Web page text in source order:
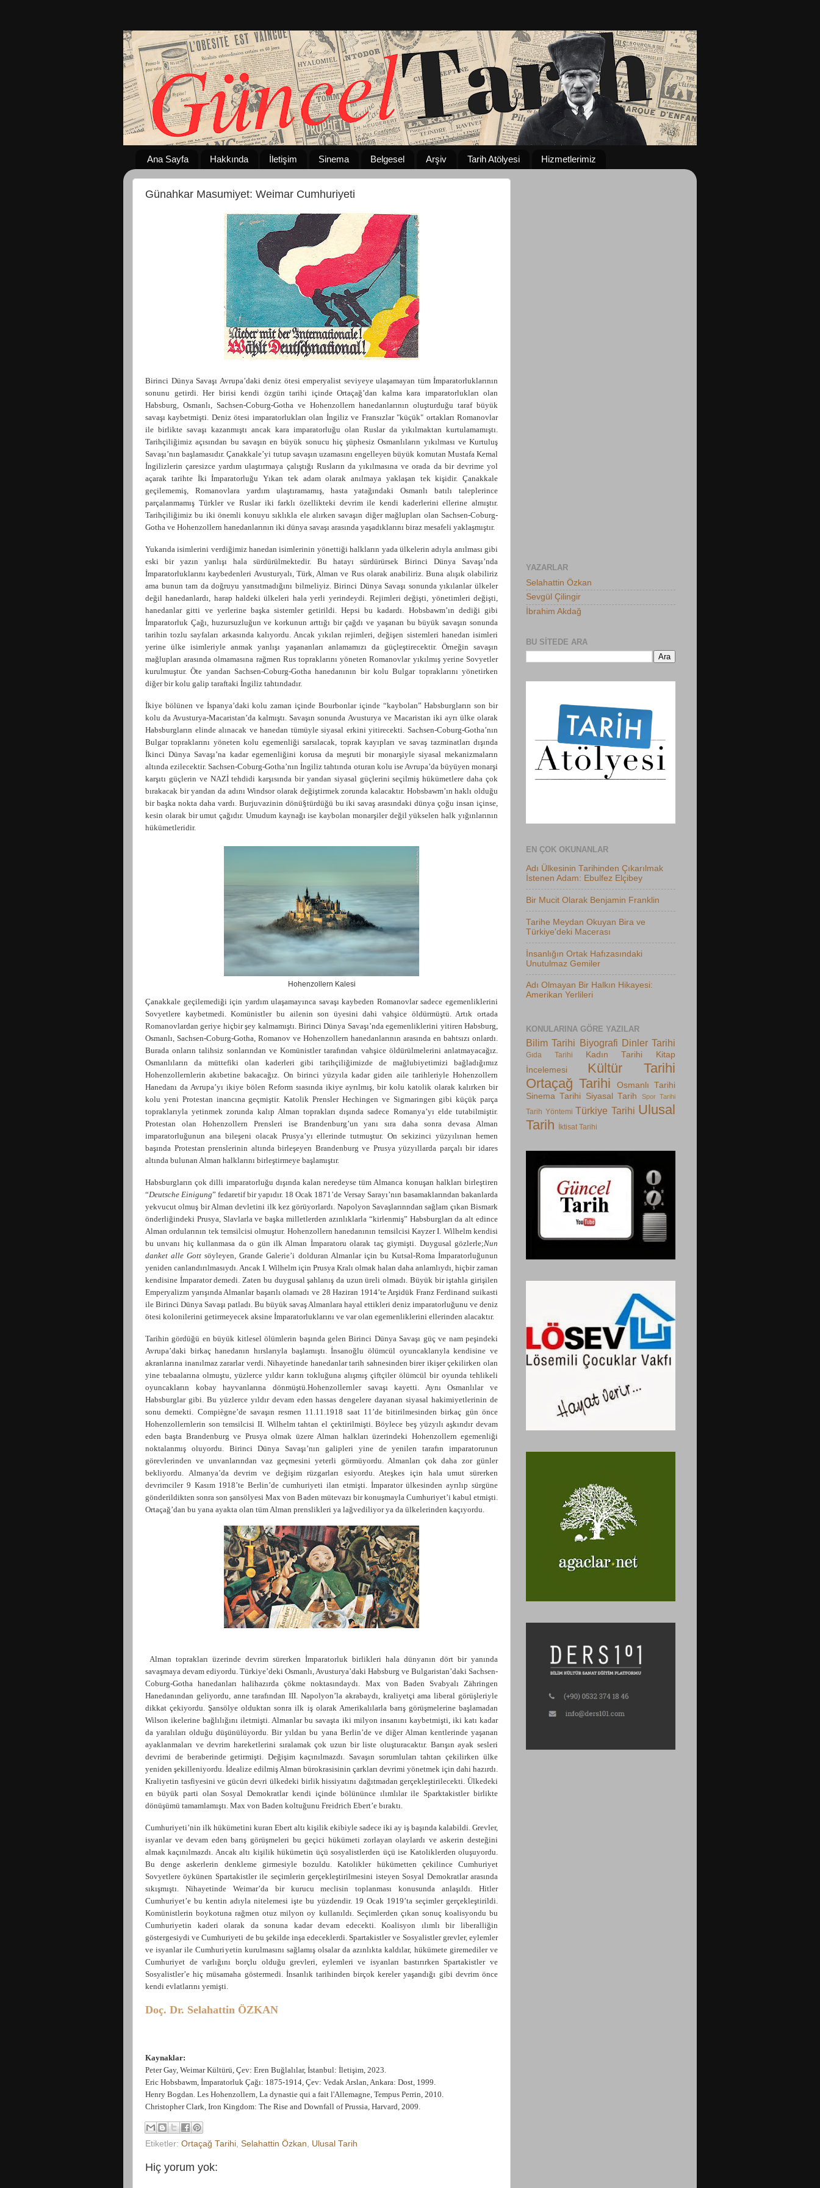
Ana Sayfa Hakkında İletişim Sinema Belgesel Arşiv Tarih Atölyesi Hizmetlerimiz
Günahkar Masumiyet: Weimar Cumhuriyeti
Birinci Dünya Savaşı Avrupa’daki deniz ötesi emperyalist seviyeye ulaşamayan tüm İmparatorluklarının
sonunu getirdi. Her birisi kendi özgün tarihi içinde Ortaçağ’dan kalma kara imparatorlukları olan
Habsburg, Osmanlı, Sachsen-Coburg-Gotha ve Hohenzollern hanedanlarının oluşturduğu taraf büyük
savaşı kaybetmişti. Deniz ötesi imparatorlukları olan İngiliz ve Fransızlar "küçük" ortakları Romanovlar
ile birlikte savaşı kazanmıştı ancak kara imparatorluğu olan Ruslar da yıkılmaktan kurtulamamıştı.
Tarihçiliğimiz açısından bu savaşın en büyük sonucu hiç şüphesiz Osmanlıların yıkılması ve Kurtuluş
Savaşı’nın başlamasıdır. Çanakkale’yi tutup savaşın uzamasını engelleyen büyük komutan Mustafa Kemal
İngilizlerin çaresizce yardım ulaştırmaya çalıştığı Rusların da yıkılmasına ve orada da bir devrime yol
açarak tarihte İki İmparatorluğu Yıkan tek adam olarak anılmaya yaklaşan tek kişidir. Çanakkale
geçilememiş, Romanovlara yardım ulaştıramamış, hasta yatağındaki Osmanlı batılı taleplerince
parçalanmamış Türkler ve Ruslar iki farklı özellikteki devrim ile kendi kaderlerini ellerine almıştır.
Tarihçiliğimiz bu iki önemli konuyu sıklıkla ele alırken savaşın diğer mağlupları olan Sachsen-Coburg-
Gotha ve Hohenzollern hanedanlarının iki dünya savaşı arasında yaşadıklarını biraz mesafeli yaklaşmıştır.
Yukarıda isimlerini verdiğimiz hanedan isimlerinin yönettiği halkların yada ülkelerin adıyla anılması gibi
eski bir yazın yanlışı hala sürdürülmektedir. Bu hatayı sürdürürsek Birinci Dünya Savaşı’nda
İmparatorluklarını kaybedenleri Avusturyalı, Türk, Alman ve Rus olarak anabiliriz. Buna alışık olabiliriz
ama bunun tam da doğruyu yansıtmadığını bilmeliyiz. Birinci Dünya Savaşı sonunda yıkılanlar ülkeler
değil hanedanlardı, harap haldeki ülkeleri hala yerli yerindeydi. Rejimleri değişti, yönetimleri değişti,
hanedanlar gitti ve yerlerine başka sistemler getirildi. Hepsi bu kadardı. Hobsbawm’ın dediği gibi
İmparatorluk Çağı, huzursuzluğun ve korkunun arttığı bir çağdı ve yaşanan bu büyük savaşın sonunda
tarihin tozlu sayfaları arkasında kalıyordu. Ancak yıkılan rejimleri, değişen sistemleri hanedan isimleri
yerine ülke isimleriyle anmak yanlışı yaşananları anlamamızı da güçleştirecektir. Örneğin savaşın
mağlupları arasında olmamasına rağmen Rus topraklarını yöneten Romanovlar yıkılmış yerine Sovyetler
kurulmuştur. Öte yandan Sachsen-Coburg-Gotha hanedanının bir kolu Bulgar topraklarını yönetirken
diğer bir kolu galip taraftaki İngiliz tahtındadır.
İkiye bölünen ve İspanya’daki kolu zaman içinde Bourbonlar içinde “kaybolan” Habsburgların son bir
kolu da Avusturya-Macaristan’da kalmıştı. Savaşın sonunda Avusturya ve Macaristan iki ayrı ülke olarak
Habsburgların elinde alınacak ve hanedan tümüyle siyasal erkini yitirecekti. Sachsen-Coburg-Gotha’nın
Bulgar topraklarını yöneten kolu egemenliği sarsılacak, toprak kayıpları ve savaş tazminatları dışında
İkinci Dünya Savaşı’na kadar egemenliğini korusa da meşruti bir monarşiyle siyasal mekanizmaların
altında ezilecektir. Sachsen-Coburg-Gotha’nın İngiliz tahtında oturan kolu ise Avrupa’da büyüyen monarşi
karşıtı güçlerin ve NAZİ tehdidi karşısında bir yandan siyasal güçlerini seçilmiş hükümetlere daha çok
bırakacak bir yandan da adını Windsor olarak değiştirmek zorunda kalacaktır. Hobsbawm’ın haklı olduğu
bir başka nokta daha vardı. Burjuvazinin dönü§türdüğü bu iki savaş arasındaki dünya çoğu insan içinse,
kesin olarak bir umut çağıdır. Umudum kaynağı ise kaybolan monarşiler değil yükselen halk yığınlarının
hükümetleridir.
Hohenzollern Kalesi
Çanakkale geçilemediği için yardım ulaşamayınca savaşı kaybeden Romanovlar sadece egemenliklerini
Sovyetlere kaybetmedi. Komünistler bu ailenin son üyesini dahi vahşice öldürmüştü. Artık ortada
Romanovlardan geriye hiçbir şey kalmamıştı. Birinci Dünya Savaşı’nda egemenliklerini yitiren Habsburg,
Osmanlı, Sachsen-Coburg-Gotha, Romanov ve Hohenzollern hanedanlarının arasında en bahtsızı onlardı.
Burada onların talihsiz sonlarından ve Komünistler tarafından vahşice öldürülmelerini anlatmayacağız.
Osmanlıların da müttefiki olan kaderleri gibi tarihçiliğimizde de mağlubiyetimizi bağladığımız
Hohenzollernlerin akıbetine bakacağız. On birinci yüzyıla kadar giden aile tarihleriyle Hohenzollern
Hanedanı da Avrupa’yı ikiye bölen Reform sıasında ikiye ayrılmış, bir kolu katolik olarak kalırken bir
kolu yeni Protestan inancına geçmiştir. Katolik Prensler Hechingen ve Sigmaringen gibi küçük parça
topraklarıyla yetinmek zorunda kalıp Alman toprakları dışında sadece Romanya’yı elde tutabilmiştir.
Protestan olan Hohenzollern Prensleri ise Brandenburg’un yanı sıra daha sonra devasa Alman
imparatorluğunun ana bileşeni olacak Prusya’yı ellerinde tutmuştur. On sekizinci yüzyılınan hemen
başında Protestan prenslerinin altında birleşeyen Brandenburg ve Prusya yüzyıllarda parçalı bir idares
altında bulunan Alman halklarını birleştirmeye başlamıştır.
Habsburgların çok dilli imparatorluğu dışında kalan neredeyse tüm Almanca konuşan halkları birleştiren
“Deutsche Einigung” fedaretif bir yapıdır. 18 Ocak 1871’de Versay Sarayı’nın basamaklarından bakanlarda
yekvucut olmuş bir Alman devletini ilk kez görüyorlardı. Napolyon Savaşlarınndan sağlam çıkan Bismark
önderliğindeki Prusya, Slavlarla ve başka milletlerden azınlıklarla “kirlenmiş” Habsburgları da alt edince
Alman ordularının tek temsilcisi olmuştur. Hohenzollern hanedanının temsilcisi Kayzer I. Wilhelm kendisi
bu unvanı hiç kullanmasa da o gün ilk Alman İmparatoru olarak taç giymişti. Duygusal gözlerle;Nun
danket alle Gott söyleyen, Grande Galerie’i dolduran Almanlar için bu Kutsal-Roma İmparatorluğunun
yeniden canlandırılmasıydı. Ancak I. Wilhelm için Prusya Kralı olmak halan daha anlamlıydı, hiçbir zaman
kendisine İmparator demedi. Zaten bu duygusal şahlanış da uzun üreli olmadı. Büyük bir iştahla girişilen
Emperyalizm yarışında Almanlar başarılı olamadı ve 28 Haziran 1914’te Arşidük Franz Ferdinand suikasti
ile Birinci Dünya Savaşı patladı. Bu büyük savaş Almanlara hayal ettikleri deniz imparatorluğunu ve deniz
ötesi kolonilerini getirmeyecek aksine İmparatorluklarını ve var olan egemenliklerini ellerinden alacaktır.
Tarihin gördüğü en büyük kitlesel ölümlerin başında gelen Birinci Dünya Savaşı güç ve nam peşindeki
Avrupa’daki birkaç hanedanın hırslarıyla başlamıştı. İnsanoğlu ölümcül oyuncaklarıyla kendisine ve
akranlarına inanılmaz zararlar verdi. Nihayetinde hanedanlar tarih sahnesinden birer ikişer çekilirken olan
yine tebaalarına olmuştu, yüzlerce yıldır karın tokluğuna alışmış çiftçiler ölümcül bir oyunda tehlikeli
oyuncakların kobay hayvanlarına dönmüştü.Hohenzollernler savaşı kayetti. Aynı Osmanlılar ve
Habsburglar gibi. Bu yüzlerce yıldır devam eden hassas dengelere dayanan siyasal hakimiyetlerinin de
sonu demekti. Compiègne’de savaşın resmen 11.11.1918 saat 11’de bitirilmesinden birkaç gün önce
Hohenzollernlerin son temsilcisi II. Wilhelm tahtan el çektirilmişti. Böylece beş yüzyılı aşkındır devam
eden başta Brandenburg ve Prusya olmak üzere Alman halkları üzerindeki Hohenzollern egemenliği
noktalanmış oluyordu. Birinci Dünya Savaşı’nın galipleri yine de yenilen tarafın imparatorunun
görevlerinden ve unvanlarından vaz geçmesini yeterli görmüyordu. Almanları çok daha zor günler
bekliyordu. Almanya’da devrim ve değişim rüzgarları esiyordu. Ateşkes için hala umut sürerken
devrimciler 9 Kasım 1918’te Berlin’de cumhuriyeti ilan etmişti. İmparator ülkesinden ayrılıp sürgüne
gönderildikten sonra son şansölyesi Max von Baden mütevazı bir konuşmayla Cumhuriyet’i kabul etmişti.
Ortaçağ’dan bu yana ayakta olan tüm Alman prenslikleri ya lağvediliyor ya da ülkelerinden kaçıyordu.
Alman toprakları üzerinde devrim sürerken İmparatorluk birlikleri hala dünyanın dört bir yanında
savaşmaya devam ediyordu. Türkiye’deki Osmanlı, Avusturya’daki Habsburg ve Bulgaristan’daki Sachsen-
Coburg-Gotha hanedanları halihazırda çökme noktasındaydı. Max von Baden Svabyalı Zähringen
Hanedanından geliyordu, anne tarafından III. Napolyon’la akrabaydı, kraliyetçi ama liberal görüşleriyle
dikkat çekiyordu. Şansölye olduktan sonra ilk iş olarak Amerikalılarla barış görüşmelerine başlamadan
Wilson ikelerine bağlılığını iletmişti. Almanlar bu savaşta iki milyon insanını kaybetmişti, iki katı kadar
da yaralıları olduğu düşünülüyordu. Bir yıldan bu yana Berlin’de ve diğer Alman kentlerinde yaşanan
ayaklanmaları ve devrim hareketlerini sıralamak çok uzun bir liste oluşturacaktır. Barışın ayak sesleri
devrimi de beraberinde getirmişti. Değişim kaçınılmazdı. Savaşın sorumluları tahtan çekilirken ülke
yeniden şekilleniyordu. İdealize edilmiş Alman bürokrasisinin çarkları devrimi yönetmek için dahi hazırdı.
Kraliyetin tasfiyesini ve gücün devri ülkedeki birlik hissiyatını dağıtmadan gerçekleştirilecekti. Ülkedeki
en büyük parti olan Sosyal Demokratlar kendi içinde bölününce ılımlılar ile Sparktakistler birlikte
dönüşümü tamamlamıştı. Max von Baden koltuğunu Freidrich Ebert’e bıraktı.
Cumhuriyeti’nin ilk hükümetini kuran Ebert altı kişilik ekibiyle sadece iki ay iş başında kalabildi. Grevler,
isyanlar ve devam eden barış görüşmeleri bu geçici hükümeti zorlayan olaylardı ve askerin desteğini
almak kaçınılmazdı. Ancak altı kişilik hükümetin üçü sosyalistlerden üçü ise Katoliklerden oluşuyordu.
Bu denge askerlerin denkleme girmesiyle bozuldu. Katolikler hükümetten çekilince Cumhuriyet
Sovyetlere öykünen Spartakistler ile seçimlerin gerçekleştirilmesini isteyen Sosyal Demokratlar arasında
sıkışmıştı. Nihayetinde Weimar’da bir kurucu meclisin toplanması konusunda anlaşıldı. Hitler
Cumhuriyet’e bu kentin adıyla nitelemesi işte bu yüzdendir. 19 Ocak 1919’ta seçimler gerçekleştirildi.
Komünistlerin boykotuna rağmen otuz milyon oy kullanıldı. Seçimlerden çıkan sonuç koalisyondu bu
Cumhuriyetin kaderi olarak da sonuna kadar devam edecekti. Koalisyon ılımlı bir liberalliğin
göstergesiydi ve Cumhuriyeti de bu şekilde inşa edeceklerdi. Spartakistler ve Sosyalistler grevler, eylemler
ve isyanlar ile Cumhuriyetin kurulmasını sağlamış olsalar da azınlıkta kaldılar, hükümete giremediler ve
Cumhuriyet de varlığını borçlu olduğu grevleri, eylemleri ve isyanları bastırırken Spartakistler ve
Sosyalistler’e hiç müsamaha göstermedi. İnsanlık tarihinden birçok kereler yaşandığı gibi devrim önce
kendi evlatlarını yemişti.
Doç. Dr. Selahattin ÖZKAN
Kaynaklar:
Peter Gay, Weimar Kültürü, Çev: Eren Buğlalılar, İstanbul: İletişim, 2023.
Eric Hobsbawm, İmparatorluk Çağı: 1875-1914, Çev: Vedak Arslan, Ankara: Dost, 1999.
Henry Bogdan. Les Hohenzollern, La dynastie qui a fait l'Allemagne, Tempus Perrin, 2010.
Christopher Clark, Iron Kingdom: The Rise and Downfall of Prussia, Harvard, 2009.
Etiketler: Ortaçağ Tarihi Selahattin Özkan Ulusal Tarih
Hiç yorum yok:
YAZARLAR
Selahattin Özkan
Sevgül Çilingir
İbrahim Akdağ
BU SITEDE ARA
EN ÇOK OKUNANLAR
Adı Ülkesinin Tarihinden Çıkarılmak
İstenen Adam: Ebulfez Elçibey
Bir Mucit Olarak Benjamin Franklin
Tarihe Meydan Okuyan Bira ve
Türkiye'deki Macerası
İnsanlığın Ortak Hafızasındaki
Unutulmaz Gemiler
Adı Olmayan Bir Halkın Hikayesi:
Amerikan Yerlileri
KONULARINA GÖRE YAZILAR
Bilim Tarihi Biyografi Dinler Tarihi
Gıda Tarihi Kadın Tarihi
Kitap
İncelemesi
Kültür Tarihi
Ortaçağ Tarihi
Osmanlı Tarihi
Sinema Tarihi Siyasal Tarih Spor Tarihi
Tarih Yöntemi Türkiye Tarihi Ulusal
Tarih
İktisat Tarihi